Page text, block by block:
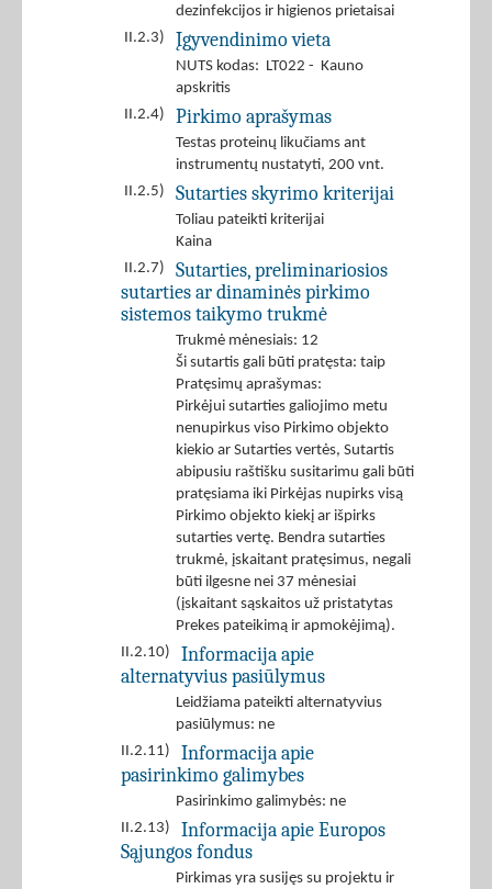
dezinfekcijos ir higienos prietaisai
II.2.3)
Įgyvendinimo vieta
NUTS kodas: LT022 - Kauno
apskritis
II.2.4)
Pirkimo aprašymas
Testas proteinų likučiams ant
instrumentų nustatyti, 200 vnt.
II.2.5)
Sutarties skyrimo kriterijai
Toliau pateikti kriterijai
Kaina
II.2.7)
Sutarties, preliminariosios
sutarties ar dinaminės pirkimo
sistemos taikymo trukmė
Trukmė mėnesiais: 12
Ši sutartis gali būti pratęsta: taip
Pratęsimų aprašymas:
Pirkėjui sutarties galiojimo metu
nenupirkus viso Pirkimo objekto
kiekio ar Sutarties vertės, Sutartis
abipusiu raštišku susitarimu gali būti
pratęsiama iki Pirkėjas nupirks visą
Pirkimo objekto kiekį ar išpirks
sutarties vertę. Bendra sutarties
trukmė, įskaitant pratęsimus, negali
būti ilgesne nei 37 mėnesiai
(įskaitant sąskaitos už pristatytas
Prekes pateikimą ir apmokėjimą).
II.2.10)
Informacija apie
alternatyvius pasiūlymus
Leidžiama pateikti alternatyvius
pasiūlymus: ne
II.2.11)
Informacija apie
pasirinkimo galimybes
Pasirinkimo galimybės: ne
II.2.13)
Informacija apie Europos
Sąjungos fondus
Pirkimas yra susijęs su projektu ir